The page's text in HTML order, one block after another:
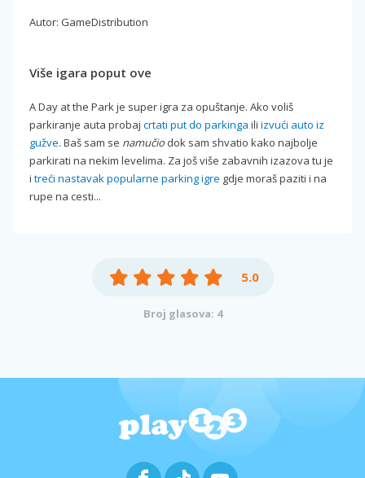
Autor: GameDistribution
Više igara poput ove
A Day at the Park je super igra za opuštanje. Ako voliš
parkiranje auta probaj crtati put do parkinga ili izvući auto iz
gužve. Baš sam se namučio dok sam shvatio kako najbolje
parkirati na nekim levelima. Za još više zabavnih izazova tu je
i treći nastavak popularne parking igre gdje moraš paziti i na
rupe na cesti...
5.0
Broj glasova: 4